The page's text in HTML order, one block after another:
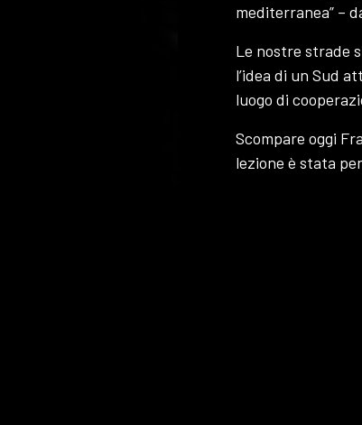
mediterranea” –
Le nostre strade
l’idea di un Sud
luogo di
Scompare oggi
lezione è stata